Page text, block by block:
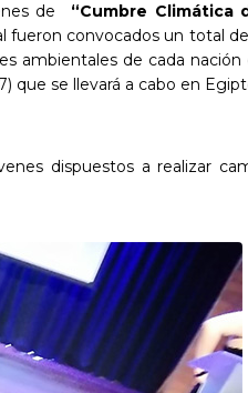
de “Cumbre Climática
fueron convocados un total
ambientales de cada nación
que se llevará a cabo en
dispuestos a realizar